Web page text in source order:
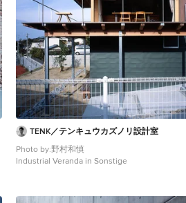
TENK／テンキュウカズノリ設計室
Photo by:野村和慎
Industrial Veranda in Sonstige